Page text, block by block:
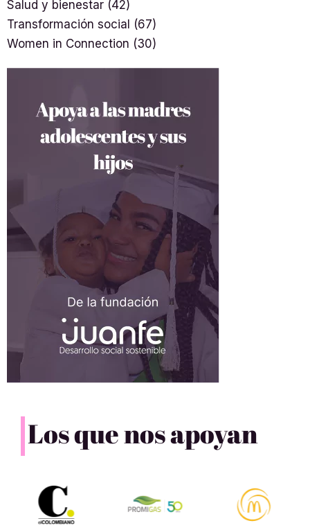
Salud y bienestar (42)
Transformación social (67)
Women in Connection (30)
Los que nos apoyan